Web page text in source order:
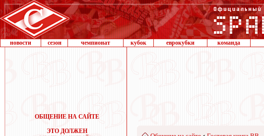
новости сезон чемпионат кубок еврокубки команда
ОБЩЕНИЕ НА САЙТЕ
ЭТО ДОЛЖЕН